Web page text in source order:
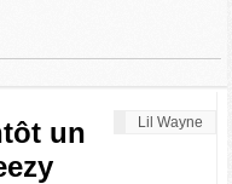
Lil Wayne
un